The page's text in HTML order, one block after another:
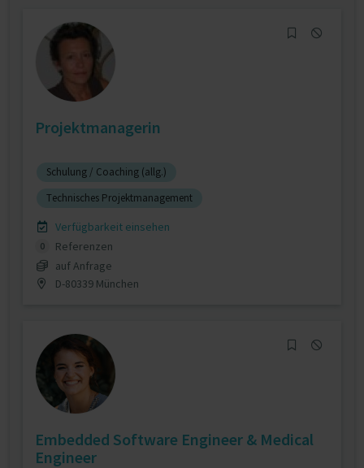
Projektmanagerin
Schulung / Coaching (allg.)
Technisches Projektmanagement
Verfügbarkeit einsehen
0
Referenzen
auf Anfrage
D-80339 München
Embedded Software Engineer & Medical
Engineer